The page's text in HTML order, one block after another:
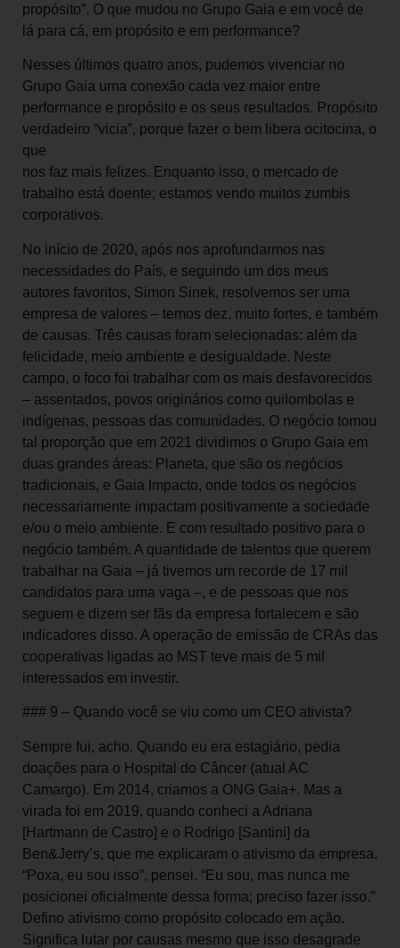
propósito”. O que mudou no Grupo Gaia e em você de
lá para cá, em propósito e em performance?
Nesses últimos quatro anos, pudemos vivenciar no
Grupo Gaia uma conexão cada vez maior entre
performance e propósito e os seus resultados. Propósito
verdadeiro “vicia”, porque fazer o bem libera ocitocina, o
que
nos faz mais felizes. Enquanto isso, o mercado de
trabalho está doente; estamos vendo muitos zumbis
corporativos.
No início de 2020, após nos aprofundarmos nas
necessidades do País, e seguindo um dos meus
autores favoritos, Simon Sinek, resolvemos ser uma
empresa de valores – temos dez, muito fortes, e também
de causas. Três causas foram selecionadas: além da
felicidade, meio ambiente e desigualdade. Neste
campo, o foco foi trabalhar com os mais desfavorecidos
– assentados, povos originários como quilombolas e
indígenas, pessoas das comunidades. O negócio tomou
tal proporção que em 2021 dividimos o Grupo Gaia em
duas grandes áreas: Planeta, que são os negócios
tradicionais, e Gaia Impacto, onde todos os negócios
necessariamente impactam positivamente a sociedade
e/ou o meio ambiente. E com resultado positivo para o
negócio também. A quantidade de talentos que querem
trabalhar na Gaia – já tivemos um recorde de 17 mil
candidatos para uma vaga –, e de pessoas que nos
seguem e dizem ser fãs da empresa fortalecem e são
indicadores disso. A operação de emissão de CRAs das
cooperativas ligadas ao MST teve mais de 5 mil
interessados em investir.
### 9 – Quando você se viu como um CEO ativista?
Sempre fui, acho. Quando eu era estagiário, pedia
doações para o Hospital do Câncer (atual AC
Camargo). Em 2014, criamos a ONG Gaia+. Mas a
virada foi em 2019, quando conheci a Adriana
[Hartmann de Castro] e o Rodrigo [Santini] da
Ben&Jerry’s, que me explicaram o ativismo da empresa.
“Poxa, eu sou isso”, pensei. “Eu sou, mas nunca me
posicionei oficialmente dessa forma; preciso fazer isso.”
Defino ativismo como propósito colocado em ação.
Significa lutar por causas mesmo que isso desagrade